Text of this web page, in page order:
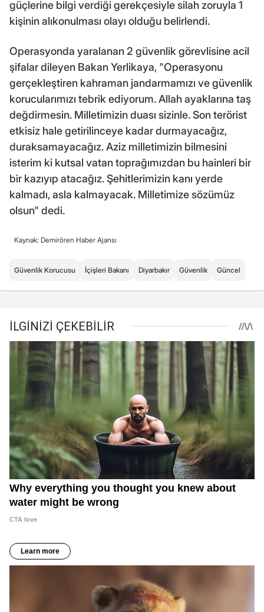
güçlerine bilgi verdiği gerekçesiyle silah zoruyla 1
kişinin alıkonulması olayı olduğu belirlendi.
Operasyonda yaralanan 2 güvenlik görevlisine acil
şifalar dileyen Bakan Yerlikaya, "Operasyonu
gerçekleştiren kahraman jandarmamızı ve güvenlik
korucularımızı tebrik ediyorum. Allah ayaklarına taş
değdirmesin. Milletimizin duası sizinle. Son terörist
etkisiz hale getirilinceye kadar durmayacağız,
duraksamayacağız. Aziz milletimizin bilmesini
isterim ki kutsal vatan toprağımızdan bu hainleri bir
bir kazıyıp atacağız. Şehitlerimizin kanı yerde
kalmadı, asla kalmayacak. Milletimize sözümüz
olsun" dedi.
Kaynak: Demirören Haber Ajansı
Güvenlik Korucusu İçişleri Bakanı Diyarbakır Güvenlik Güncel